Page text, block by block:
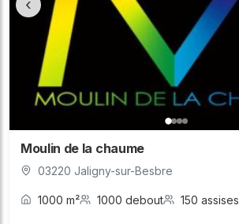
‹
Moulin de la chaume
03220 Jaligny-sur-Besbre
1000 m² 1000 debout 150 assises